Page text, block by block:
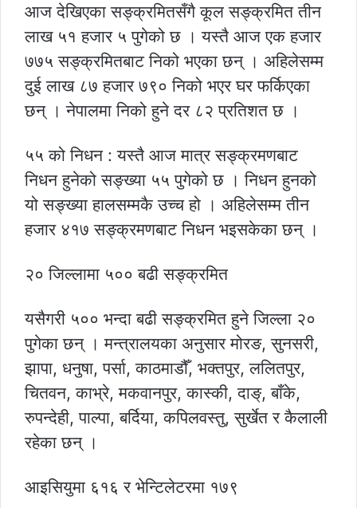
आज देखिएका सङ्क्रमितसँगै कूल सङ्क्रमित तीन
लाख ५१ हजार ५ पुगेको छ । यस्तै आज एक हजार
७७५ सङ्क्रमितबाट निको भएका छन् । अहिलेसम्म
दुई लाख ८७ हजार ७९० निको भएर घर फर्किएका
छन् । नेपालमा निको हुने दर ८२ प्रतिशत छ ।
५५ को निधन : यस्तै आज मात्र सङ्क्रमणबाट
निधन हुनेको सङ्ख्या ५५ पुगेको छ । निधन हुनको
यो सङ्ख्या हालसम्मकै उच्च हो । अहिलेसम्म तीन
हजार ४१७ सङ्क्रमणबाट निधन भइसकेका छन् ।
२० जिल्लामा ५०० बढी सङ्क्रमित
यसैगरी ५०० भन्दा बढी सङ्क्रमित हुने जिल्ला २०
पुगेका छन् । मन्त्रालयका अनुसार मोरङ, सुनसरी,
झापा, धनुषा, पर्सा, काठमाडौँ, भक्तपुर, ललितपुर,
चितवन, काभ्रे, मकवानपुर, कास्की, दाङ्, बाँके,
रुपन्देही, पाल्पा, बर्दिया, कपिलवस्तु, सुर्खेत र कैलाली
रहेका छन् ।
आइसियुमा ६१६ र भेन्टिलेटरमा १७९